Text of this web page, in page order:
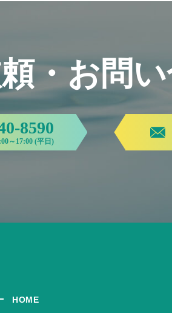
・お問
8590
～17:00 (平日)
HOME